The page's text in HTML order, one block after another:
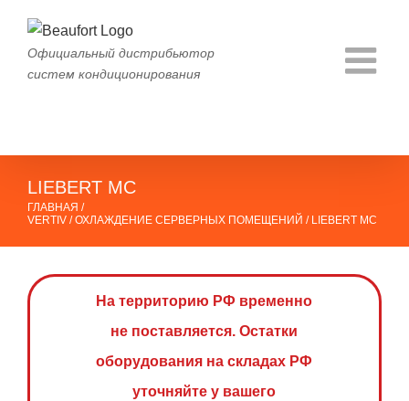
contentОфициальный дистрибьютор
систем кондиционирования
LIEBERT MC
ГЛАВНАЯ /
VERTIV /ОХЛАЖДЕНИЕ СЕРВЕРНЫХ ПОМЕЩЕНИЙ / LIEBERT MC
На территорию РФ временно
не поставляется. Остатки
оборудования на складах РФ
уточняйте у вашего